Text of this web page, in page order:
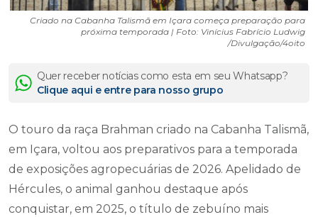
Criado na Cabanha Talismã em Içara começa preparação para
próxima temporada | Foto: Vinícius Fabrício Ludwig
/Divulgação/4oito
Quer receber notícias como esta em seu Whatsapp?
Clique aqui e entre para nosso grupo
O touro da raça Brahman criado na Cabanha Talismã,
em Içara, voltou aos preparativos para a temporada
de exposições agropecuárias de 2026. Apelidado de
Hércules, o animal ganhou destaque após
conquistar, em 2025, o título de zebuíno mais